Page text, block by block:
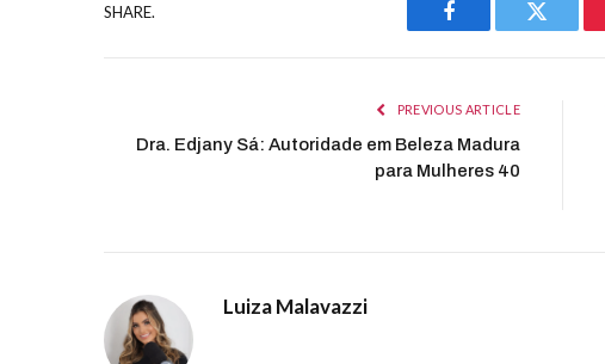
SHARE.
Facebook Twitter
PREVIOUS ARTICLE
Dra. Edjany Sá: Autoridade em Beleza Madura
para Mulheres 40
Luiza Malavazzi